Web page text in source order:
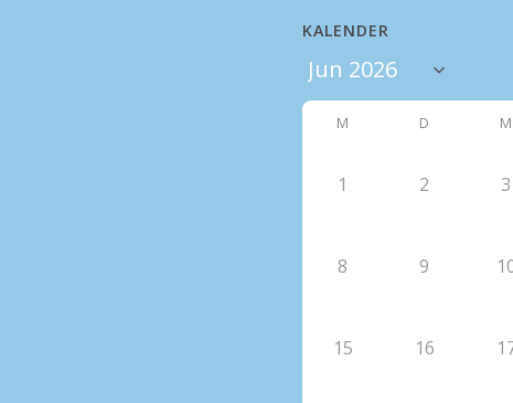
KALENDER
M D M
1 2 3
8 9
15 16